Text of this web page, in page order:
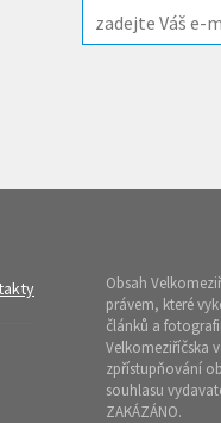
Obsah
právem, které
článků a
Velkomeziříčska
zpřístupňování
souhlasu
ZAKÁZÁNO.